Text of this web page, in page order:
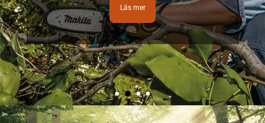
Läs mer